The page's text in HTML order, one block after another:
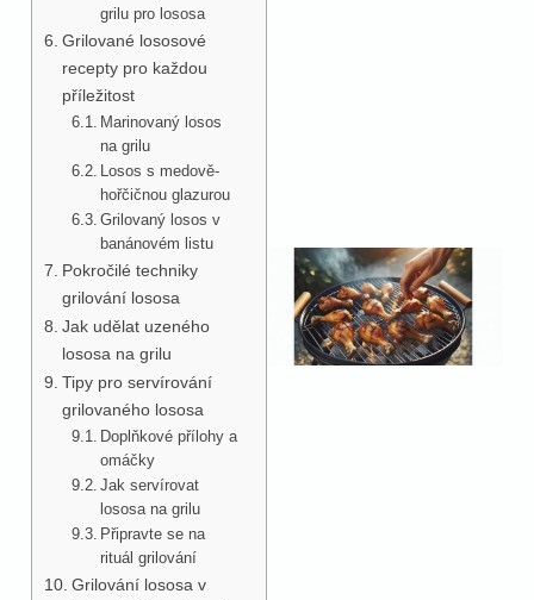
grilu pro lososa
Grilované lososové
recepty pro každou
příležitost
Marinovaný losos
na grilu
Losos s medově-
hořčičnou glazurou
Grilovaný losos v
banánovém listu
Pokročilé techniky
grilování lososa
Jak udělat uzeného
lososa na grilu
Tipy pro servírování
grilovaného lososa
Doplňkové přílohy a
omáčky
Jak servírovat
lososa na grilu
Připravte se na
rituál grilování
Grilování lososa v